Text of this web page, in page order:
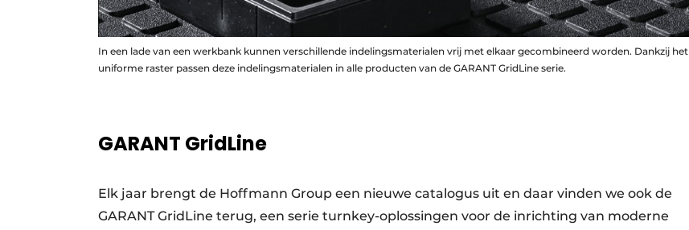
In een lade van een werkbank kunnen verschillende indelingsmaterialen vrij met elkaar gecombineerd worden. Dankzij het
uniforme raster passen deze indelingsmaterialen in alle producten van de GARANT GridLine serie.
GARANT GridLine
Elk jaar brengt de Hoffmann Group een nieuwe catalogus uit en daar vinden we ook de
GARANT GridLine terug, een serie turnkey-oplossingen voor de inrichting van moderne